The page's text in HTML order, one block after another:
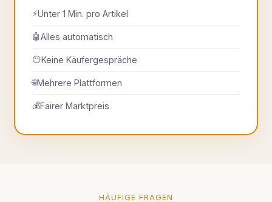
⚡Unter 1 Min. pro Artikel
🤖Alles automatisch
😶Keine Käufergespräche
🌐Mehrere Plattformen
💰Fairer Marktpreis
HÄUFIGE FRAGEN